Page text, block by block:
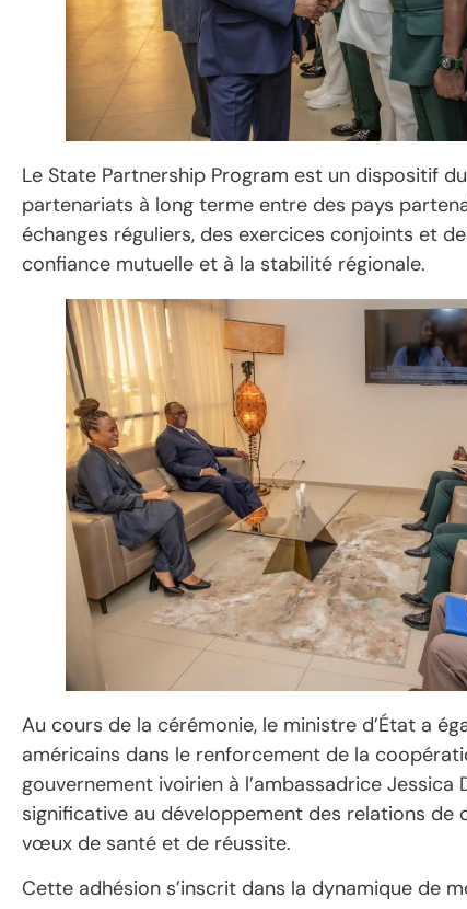
Le State Partnership Program est un dispositif
partenariats à long terme entre des pays
échanges réguliers, des exercices conjoints et
confiance mutuelle et à la stabilité régionale.
Au cours de la cérémonie, le ministre d’État a
américains dans le renforcement de la
gouvernement ivoirien à l’ambassadrice
significative au développement des relations de
vœux de santé et de réussite.
Cette adhésion s’inscrit dans la dynamique de